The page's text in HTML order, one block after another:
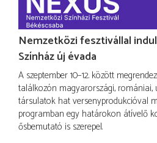
Nemzetközi fesztivállal
Színház új évada
A szeptember 10–12. között
találkozón magyarországi, romániai,
társulatok hat versenyprodukcióval
programban egy határokon átívelő
ősbemutató is szerepel.